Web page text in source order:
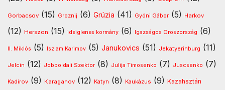
Gorbacsov (15) Groznij (6) Grúzia (41) Gyóni Gábor (5) Harkov
(12) Herszon (15) ideiglenes kormány (6) Igazságos Oroszország (6)
II. Miklós (5) Iszlam Karimov (5) Janukovics (51) Jekatyerinburg (11)
Jelcin (12) Jobboldali Szektor (8) Julija Timosenko (7) Juscsenko (7)
Kadirov (9) Karaganov (12) Katyn (8) Kaukázus (9) Kazahsztán